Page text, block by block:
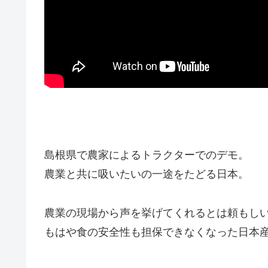
島根県で農家によるトラクターでのデモ。
農業と共に吸いたいの一途をたどる日本。
農業の現場から声を挙げてくれるとは頼もしい
もはや食の安全性も担保できなくなった日本産